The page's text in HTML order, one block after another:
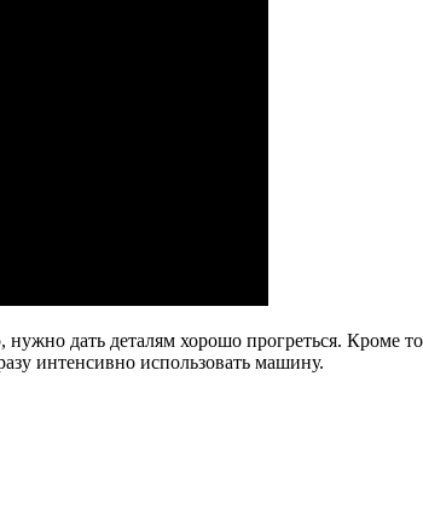
дать деталям хорошо прогреться. Кроме
интенсивно использовать машину.